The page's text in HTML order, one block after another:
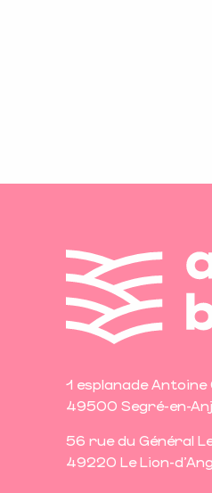
1 esplanade Antoine
49500 Segré-en-
56 rue du Général
49220 Le Lion-